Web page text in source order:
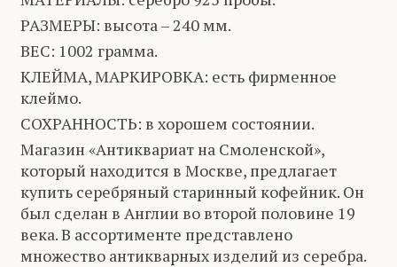
РАЗМЕРЫ: высота – 240 мм.
ВЕС: 1002 грамма.
КЛЕЙМА, МАРКИРОВКА: есть фирменное
клеймо.
СОХРАННОСТЬ: в хорошем состоянии.
Магазин «Антиквариат на Смоленской»,
который находится в Москве, предлагает
купить серебряный старинный кофейник. Он
был сделан в Англии во второй половине 19
века. В ассортименте представлено
множество антикварных изделий из серебра.